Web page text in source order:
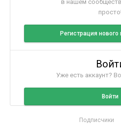
в нашем
просто!
Регистрация нового
Уже есть аккаунт?
Войти
Подписчики